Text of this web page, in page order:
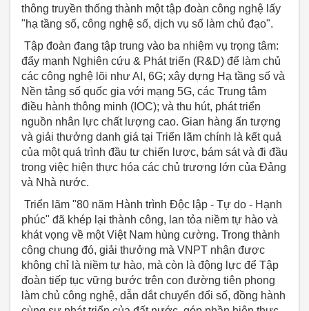
thông truyền thống thành một tập đoàn công nghệ lấy
"hạ tầng số, công nghệ số, dịch vụ số làm chủ đạo".
Tập đoàn đang tập trung vào ba nhiệm vụ trọng tâm:
đẩy mạnh Nghiên cứu & Phát triển (R&D) để làm chủ
các công nghệ lõi như AI, 6G; xây dựng Hạ tầng số và
Nền tảng số quốc gia với mạng 5G, các Trung tâm
điều hành thông minh (IOC); và thu hút, phát triển
nguồn nhân lực chất lượng cao. Gian hàng ấn tượng
và giải thưởng danh giá tại Triển lãm chính là kết quả
của một quá trình đầu tư chiến lược, bám sát và đi đầu
trong việc hiện thực hóa các chủ trương lớn của Đảng
và Nhà nước.
Triển lãm "80 năm Hành trình Độc lập - Tự do - Hạnh
phúc" đã khép lại thành công, lan tỏa niềm tự hào và
khát vọng về một Việt Nam hùng cường. Trong thành
công chung đó, giải thưởng mà VNPT nhận được
không chỉ là niềm tự hào, mà còn là động lực để Tập
đoàn tiếp tục vững bước trên con đường tiên phong
làm chủ công nghệ, dẫn dắt chuyển đổi số, đồng hành